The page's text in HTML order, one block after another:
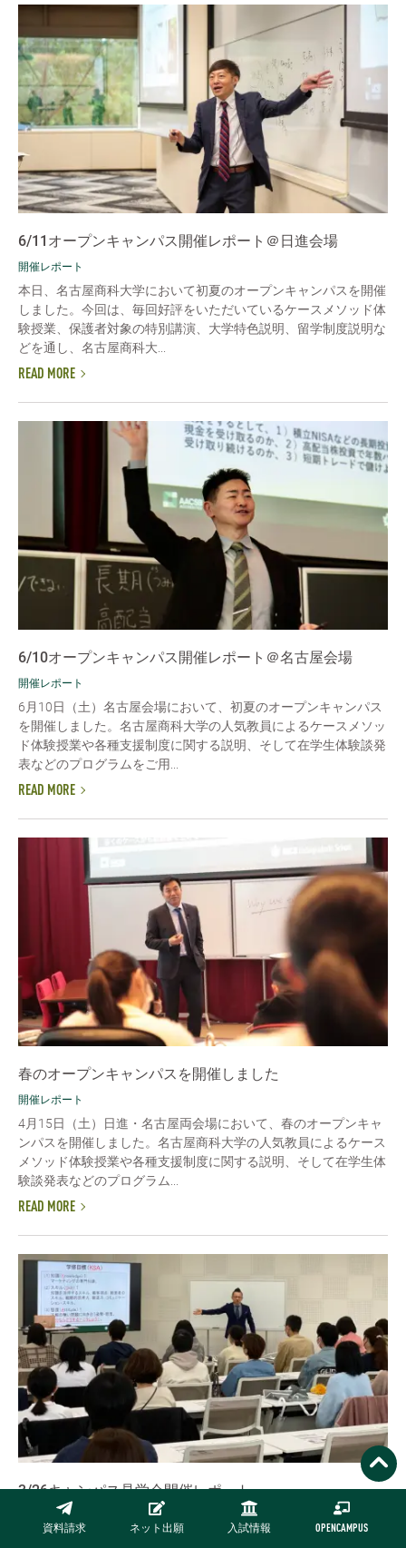
資料請求 ネット出願 入試情報 OPENCAMPUS
6/11オープンキャンパス開催レポート＠日進会場
開催レポート
本日、名古屋商科大学において初夏のオープンキャンパスを開催
しました。今回は、毎回好評をいただいているケースメソッド体
験授業、保護者対象の特別講演、大学特色説明、留学制度説明な
どを通し、名古屋商科大...
READ MORE
6/10オープンキャンパス開催レポート＠名古屋会場
開催レポート
6月10日（土）名古屋会場において、初夏のオープンキャンパス
を開催しました。名古屋商科大学の人気教員によるケースメソッ
ド体験授業や各種支援制度に関する説明、そして在学生体験談発
表などのプログラムをご用...
READ MORE
春のオープンキャンパスを開催しました
開催レポート
4月15日（土）日進・名古屋両会場において、春のオープンキャ
ンパスを開催しました。名古屋商科大学の人気教員によるケース
メソッド体験授業や各種支援制度に関する説明、そして在学生体
験談発表などのプログラム...
READ MORE
3/26キャンパス見学会開催レポート
開催レポート